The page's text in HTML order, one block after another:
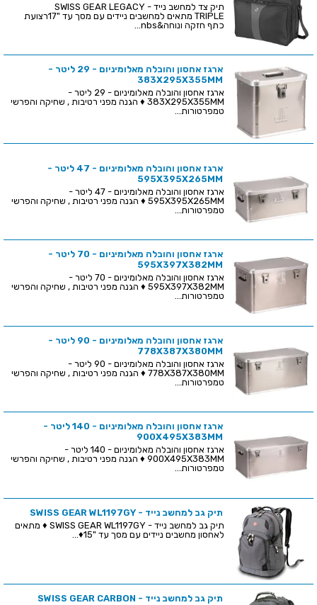
תיק צד למחשב נייד - SWISS GEAR LEGACY
TRIPLE מתאים למחשבים ניידים עם מסך עד "17רצועת
כתף חזקה ונוחה&nbs...
ארגז אחסון והובלה מאלומיניום - 29 ליטר -
383X295X355MM
ארגז אחסון והובלה מאלומיניום - 29 ליטר -
383X295X355MM ♦ הגנה מפני רטיבות , שחיקה והפרשי
טמפרטורות...
ארגז אחסון והובלה מאלומיניום - 47 ליטר -
595X395X265MM
ארגז אחסון והובלה מאלומיניום - 47 ליטר -
595X395X265MM ♦ הגנה מפני רטיבות , שחיקה והפרשי
טמפרטורות...
ארגז אחסון והובלה מאלומיניום - 70 ליטר -
595X397X382MM
ארגז אחסון והובלה מאלומיניום - 70 ליטר -
595X397X382MM ♦ הגנה מפני רטיבות , שחיקה והפרשי
טמפרטורות...
ארגז אחסון והובלה מאלומיניום - 90 ליטר -
778X387X380MM
ארגז אחסון והובלה מאלומיניום - 90 ליטר -
778X387X380MM ♦ הגנה מפני רטיבות , שחיקה והפרשי
טמפרטורות...
ארגז אחסון והובלה מאלומיניום - 140 ליטר -
900X495X383MM
ארגז אחסון והובלה מאלומיניום - 140 ליטר -
900X495X383MM ♦ הגנה מפני רטיבות , שחיקה והפרשי
טמפרטורות...
תיק גב למחשב נייד - SWISS GEAR WL1197GY
תיק גב למחשב נייד - SWISS GEAR WL1197GY ♦ מתאים
לאחסון מחשבים ניידים עם מסך עד "15♦...
תיק גב למחשב נייד - SWISS GEAR CARBON